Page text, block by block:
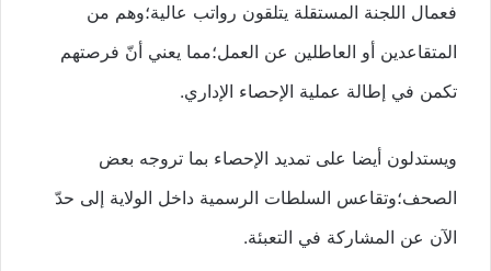
فعمال اللجنة المستقلة يتلقون رواتب عالية؛وهم من
المتقاعدين أو العاطلين عن العمل؛مما يعني أنّ فرصتهم
تكمن في إطالة عملية الإحصاء الإداري.
ويستدلون أيضا على تمديد الإحصاء بما تروجه بعض
الصحف؛وتقاعس السلطات الرسمية داخل الولاية إلى حدّ
الآن عن المشاركة في التعبئة.